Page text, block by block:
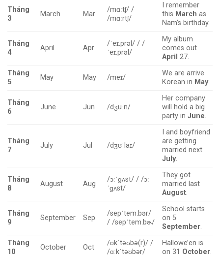
Tháng
3
March Mar
/mɑːtʃ/ /
/mɑːrtʃ/
I remember
this March as
Nam’s birthday.
Tháng
4
April Apr
/ˈeɪ.prəl/ / /
ˈeɪ.prəl/
My album
comes out
April 27.
Tháng
5
May May /meɪ/
We are arrive
Korean in May.
Tháng
6
June Jun /dʒuːn/
Her company
will hold a big
party inJune.
Tháng
7
July Jul /dʒʊˈlaɪ/
I and boyfriend
are getting
married next
July.
Tháng
8
August Aug
/ɔːˈɡʌst/ / /ɔː
ˈɡʌst/
They got
married last
August.
Tháng
9
September Sep
/sepˈtem.bər/
/ /sepˈtem.bɚ/
School starts
on 5
September.
Tháng
10
October Oct
/ɒkˈtəʊbə(r)/ /
/ɑːkˈtəʊbər/
Hallowe’en is
on 31 October.